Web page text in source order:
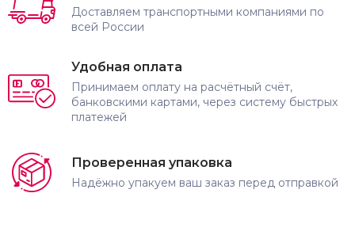
Доставляем транспортными компаниями по
всей России
Удобная оплата
Принимаем оплату на расчётный счёт,
банковскими картами, через систему быстрых
платежей
Проверенная упаковка
Надёжно упакуем ваш заказ перед отправкой